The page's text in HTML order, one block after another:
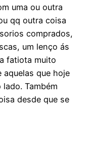
uma ou outra
qq outra coisa
comprados,
um lenço ás
fatiota muito
aquelas que hoje
Também
desde que se